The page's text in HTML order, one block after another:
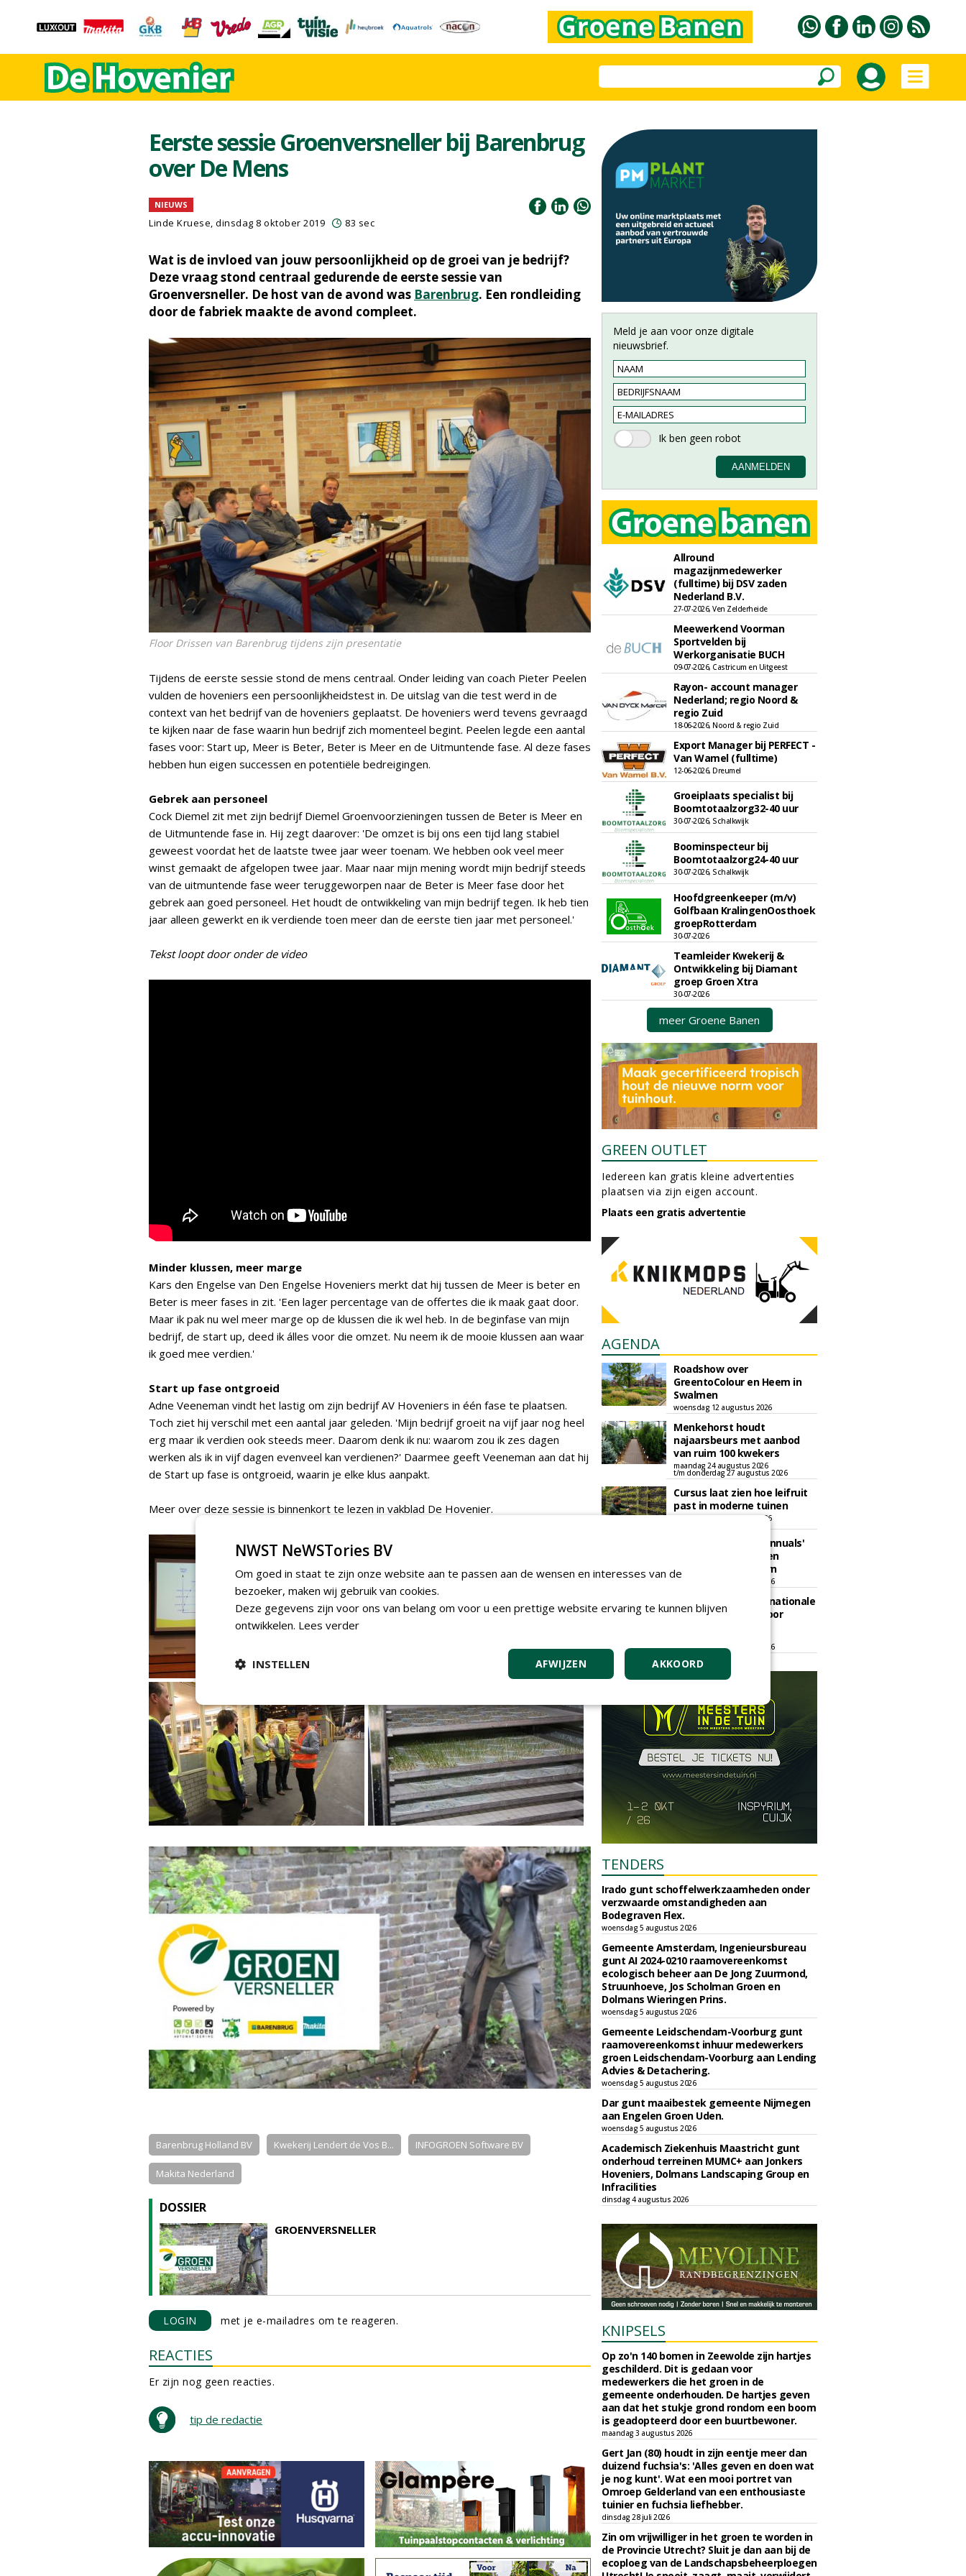
Eerste sessie Groenversneller bij Barenbrug
over De Mens
NIEUWS
Linde Kruese, dinsdag 8 oktober 2019 83 sec
Wat is de invloed van jouw persoonlijkheid op de groei van je bedrijf?
Deze vraag stond centraal gedurende de eerste sessie van
Groenversneller. De host van de avond was Barenbrug. Een rondleiding
door de fabriek maakte de avond compleet.
Floor Drissen van Barenbrug tijdens zijn presentatie
Tijdens de eerste sessie stond de mens centraal. Onder leiding van coach Pieter Peelen
vulden de hoveniers een persoonlijkheidstest in. De uitslag van die test werd in de
context van het bedrijf van de hoveniers geplaatst. De hoveniers werd tevens gevraagd
te kijken naar de fase waarin hun bedrijf zich momenteel begint. Peelen legde een aantal
fases voor: Start up, Meer is Beter, Beter is Meer en de Uitmuntende fase. Al deze fases
hebben hun eigen successen en potentiële bedreigingen.
Gebrek aan personeel
Cock Diemel zit met zijn bedrijf Diemel Groenvoorzieningen tussen de Beter is Meer en
de Uitmuntende fase in. Hij zegt daarover: 'De omzet is bij ons een tijd lang stabiel
geweest voordat het de laatste twee jaar weer toenam. We hebben ook veel meer
winst gemaakt de afgelopen twee jaar. Maar naar mijn mening wordt mijn bedrijf steeds
van de uitmuntende fase weer teruggeworpen naar de Beter is Meer fase door het
gebrek aan goed personeel. Het houdt de ontwikkeling van mijn bedrijf tegen. Ik heb tien
jaar alleen gewerkt en ik verdiende toen meer dan de eerste tien jaar met personeel.'
Tekst loopt door onder de video
Minder klussen, meer marge
Kars den Engelse van Den Engelse Hoveniers merkt dat hij tussen de Meer is beter en
Beter is meer fases in zit. 'Een lager percentage van de offertes die ik maak gaat door.
Maar ik pak nu wel meer marge op de klussen die ik wel heb. In de beginfase van mijn
bedrijf, de start up, deed ik álles voor die omzet. Nu neem ik de mooie klussen aan waar
ik goed mee verdien.'
Start up fase ontgroeid
Adne Veeneman vindt het lastig om zijn bedrijf AV Hoveniers in één fase te plaatsen.
Toch ziet hij verschil met een aantal jaar geleden. 'Mijn bedrijf groeit na vijf jaar nog heel
erg maar ik verdien ook steeds meer. Daarom denk ik nu: waarom zou ik zes dagen
werken als ik in vijf dagen evenveel kan verdienen?' Daarmee geeft Veeneman aan dat hij
de Start up fase is ontgroeid, waarin je elke klus aanpakt.
Meer over deze sessie is binnenkort te lezen in vakblad De Hovenier.
Barenbrug Holland BV Kwekerij Lendert de Vos B... INFOGROEN Software BV
Makita Nederland
DOSSIER
GROENVERSNELLER
LOGIN met je e-mailadres om te reageren.
REACTIES
Er zijn nog geen reacties.
tip de redactie
Meld je aan voor onze digitale
nieuwsbrief.
Allround
magazijnmedewerker
(fulltime) bij DSV zaden
Nederland B.V.
27-07-2026, Ven Zelderheide
Meewerkend Voorman
Sportvelden bij
Werkorganisatie BUCH
09-07-2026, Castricum en Uitgeest
Rayon- account manager
Nederland; regio Noord &
regio Zuid
18-06-2026, Noord & regio Zuid
Export Manager bij PERFECT -
Van Wamel (fulltime)
12-06-2026, Dreumel
Groeiplaats specialist bij
Boomtotaalzorg32-40 uur
30-07-2026, Schalkwijk
Boominspecteur bij
Boomtotaalzorg24-40 uur
30-07-2026, Schalkwijk
Hoofdgreenkeeper (m/v)
Golfbaan KralingenOosthoek
groepRotterdam
30-07-2026
Teamleider Kwekerij &
Ontwikkeling bij Diamant
groep Groen Xtra
30-07-2026
meer Groene Banen
GREEN OUTLET
Iedereen kan gratis kleine advertenties
plaatsen via zijn eigen account.
Plaats een gratis advertentie
AGENDA
Roadshow over
GreentoColour en Heem in
Swalmen
woensdag 12 augustus 2026
Menkehorst houdt
najaarsbeurs met aanbod
van ruim 100 kwekers
maandag 24 augustus 2026
t/m donderdag 27 augustus 2026
Cursus laat zien hoe leifruit
past in moderne tuinen
woensdag 26 augustus 2026
Vakdag 'All About Annuals'
zet eenjarige planten
centraal in Appeltern
donderdag 27 augustus 2026
GaLaBau 2026: internationale
ontmoetingsplek voor
t/m vrijdag 18 september 2026
TENDERS
Irado gunt schoffelwerkzaamheden onder
verzwaarde omstandigheden aan
Bodegraven Flex.
woensdag 5 augustus 2026
Gemeente Amsterdam, Ingenieursbureau
gunt AI 2024-0210 raamovereenkomst
ecologisch beheer aan De Jong Zuurmond,
Struunhoeve, Jos Scholman Groen en
Dolmans Wieringen Prins.
woensdag 5 augustus 2026
Gemeente Leidschendam-Voorburg gunt
raamovereenkomst inhuur medewerkers
groen Leidschendam-Voorburg aan Lending
Advies & Detachering.
woensdag 5 augustus 2026
Dar gunt maaibestek gemeente Nijmegen
aan Engelen Groen Uden.
woensdag 5 augustus 2026
Academisch Ziekenhuis Maastricht gunt
onderhoud terreinen MUMC+ aan Jonkers
Hoveniers, Dolmans Landscaping Group en
Infracilities
dinsdag 4 augustus 2026
KNIPSELS
Op zo'n 140 bomen in Zeewolde zijn hartjes
geschilderd. Dit is gedaan voor
medewerkers die het groen in de
gemeente onderhouden. De hartjes geven
aan dat het stukje grond rondom een boom
is geadopteerd door een buurtbewoner.
maandag 3 augustus 2026
Gert Jan (80) houdt in zijn eentje meer dan
duizend fuchsia's: 'Alles geven en doen wat
je nog kunt'. Wat een mooi portret van
Omroep Gelderland van een enthousiaste
tuinier en fuchsia liefhebber.
dinsdag 28 juli 2026
Zin om vrijwilliger in het groen te worden in
de Provincie Utrecht? Sluit je dan aan bij de
ecoploeg van de Landschapsbeheerploegen
NWST NeWSTories BV
Om goed in staat te zijn onze website aan te passen aan de wensen en interesses van de
bezoeker, maken wij gebruik van cookies.
Deze gegevens zijn voor ons van belang om voor u een prettige website ervaring te kunnen blijven
ontwikkelen. Lees verder
AKKOORD
AFWIJZEN
INSTELLEN